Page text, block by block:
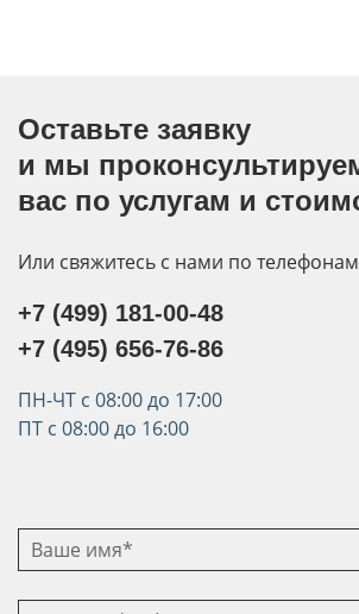
Оставьте заявку
и мы
вас по услугам и
Или свяжитесь с нами по
+7 (499) 181-00-48
+7 (495) 656-76-86
ПН-ЧТ с 08:00 до 17:00
ПТ с 08:00 до 16:00